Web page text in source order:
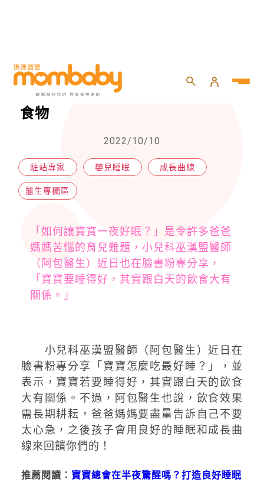
HOME 問良醫 >
寶寶這樣吃最好睡！常見4類好睡
食物
2022/10/10
駐站專家 嬰兒睡眠 成長曲線
醫生專欄區
「如何讓寶寶一夜好眠？」是令許多爸爸
媽媽苦惱的育兒難題，小兒科巫漢盟醫師
（阿包醫生）近日也在臉書粉專分享，
「寶寶要睡得好，其實跟白天的飲食大有
關係。」
小兒科巫漢盟醫師（阿包醫生）近日在
臉書粉專分享「寶寶怎麼吃最好睡？」，並
表示，寶寶若要睡得好，其實跟白天的飲食
大有關係。不過，阿包醫生也說，飲食效果
需長期耕耘，爸爸媽媽要盡量告訴自己不要
太心急，之後孩子會用良好的睡眠和成長曲
線來回饋你們的！
推薦閱讀： 寶寶總會在半夜驚醒嗎？打造良好睡眠